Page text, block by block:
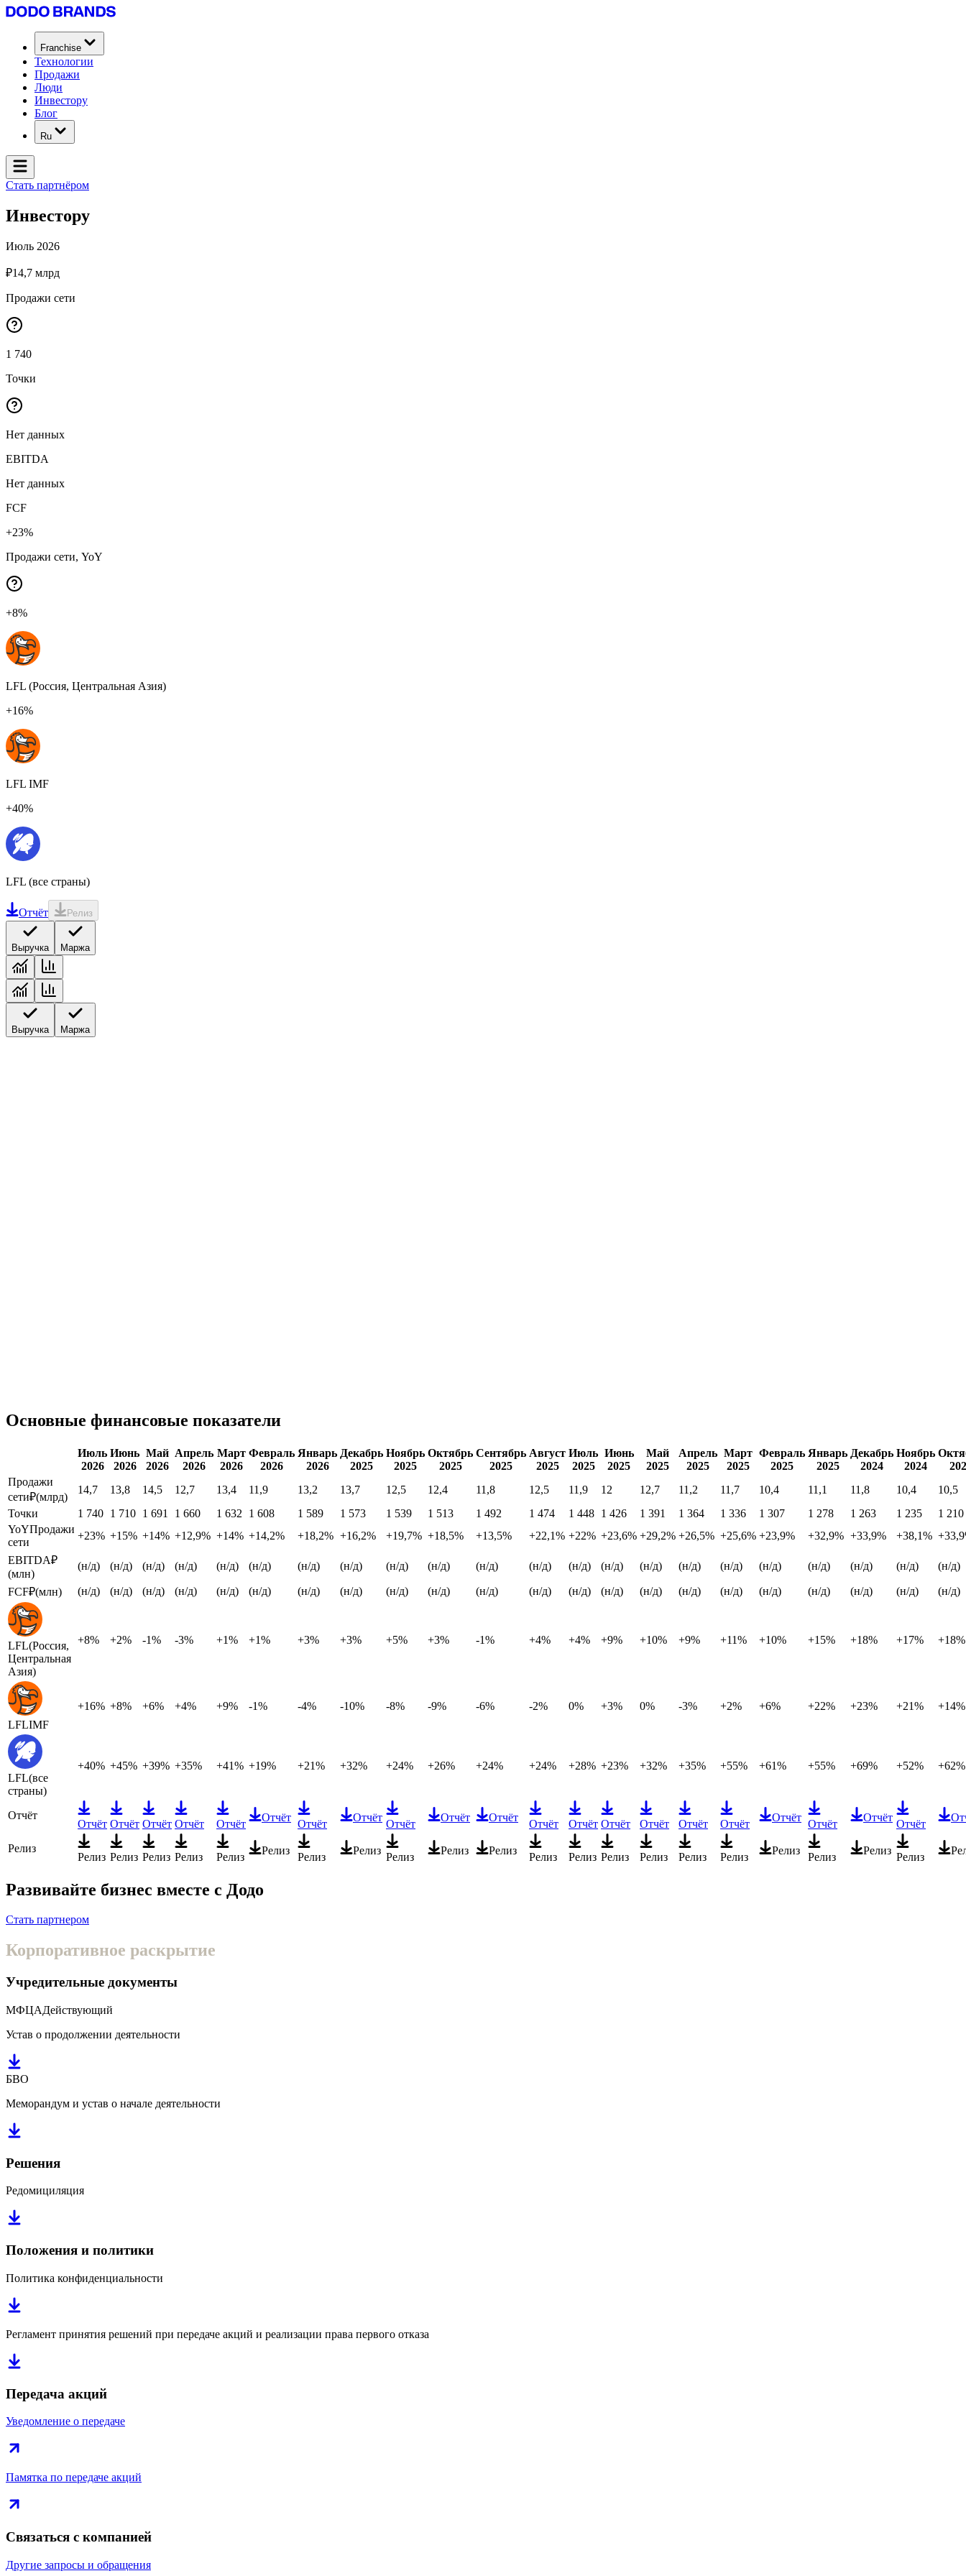
Franchise
Технологии
Продажи
Люди
Инвестору
Блог
Ru
Стать партнёром
Инвестору
Июль 2026
₽14,7 млрд
Продажи сети
1 740
Точки
Нет данных
EBITDA
Нет данных
FCF
+23%
Продажи сети, YoY
+8%
LFL (Россия, Центральная Азия)
+16%
LFL IMF
+40%
LFL (все страны)
Отчёт Релиз
Выручка Маржа
Выручка Маржа
Основные финансовые показатели
Июль
2026
Июнь
2026
Май
2026
Апрель
2026
Март
2026
Февраль
2026
Январь
2026
Декабрь
2025
Ноябрь
2025
Октябрь
2025
Сентябрь
2025
Август
2025
Июль
2025
Июнь
2025
Май
2025
Апрель
2025
Март
2025
Февраль
2025
Январь
2025
Декабрь
2024
Ноябрь
2024
Продажи
сети₽(млрд)
14,7 13,8 14,5 12,7 13,4 11,9 13,2 13,7 12,5 12,4 11,8 12,5 11,9 12 12,7 11,2 11,7 10,4 11,1 11,8 10,4
10,5
Точки
1 740 1 710 1 691 1 660 1 632 1 608 1 589 1 573 1 539 1 513 1 492 1 474 1 448 1 426 1 391 1 364 1 336 1 307 1 278 1 263 1 235
1 210
YoYПродажи
сети
+23% +15% +14% +12,9% +14% +14,2% +18,2% +16,2% +19,7% +18,5% +13,5% +22,1% +22% +23,6% +29,2% +26,5% +25,6% +23,9% +32,9% +33,9% +38,1%
EBITDA₽
(млн)
(н/д) (н/д) (н/д) (н/д) (н/д) (н/д) (н/д) (н/д) (н/д) (н/д) (н/д) (н/д) (н/д) (н/д) (н/д) (н/д) (н/д) (н/д) (н/д) (н/д) (н/д) (н/д)
FCF₽(млн) (н/д) (н/д) (н/д) (н/д) (н/д) (н/д) (н/д) (н/д) (н/д) (н/д) (н/д) (н/д) (н/д) (н/д) (н/д) (н/д) (н/д) (н/д) (н/д) (н/д) (н/д) (н/д)
LFL(Россия,
Центральная
Азия)
+8% +2% -1% -3% +1% +1% +3% +3% +5% +3% -1% +4% +4% +9% +10% +9% +11% +10% +15% +18% +17% +18%
LFLIMF
+16% +8% +6% +4% +9% -1% -4% -10% -8% -9% -6% -2% 0% +3% 0% -3% +2% +6% +22% +23% +21% +14%
LFL(все
страны)
+40% +45% +39% +35% +41% +19% +21% +32% +24% +26% +24% +24% +28% +23% +32% +35% +55% +61% +55% +69% +52% +62%
Отчёт
Отчёт Отчёт Отчёт Отчёт Отчёт
Отчёт
Отчёт
Отчёт
Отчёт
Отчёт Отчёт
Отчёт Отчёт Отчёт Отчёт Отчёт Отчёт
Отчёт
Отчёт
Отчёт
Отчёт
Релиз
Релиз Релиз Релиз Релиз Релиз
Релиз
Релиз
Релиз
Релиз
Релиз Релиз
Релиз Релиз Релиз Релиз Релиз Релиз
Релиз
Релиз
Релиз
Релиз
Развивайте бизнес вместе с Додо
Стать партнером
Корпоративное раскрытие
Учредительные документы
МФЦАДействующий
Устав о продолжении деятельности
БВО
Меморандум и устав о начале деятельности
Решения
Редомициляция
Положения и политики
Политика конфиденциальности
Регламент принятия решений при передаче акций и реализации права первого отказа
Передача акций
Уведомление о передаче
Памятка по передаче акций
Связаться с компанией
Другие запросы и обращения